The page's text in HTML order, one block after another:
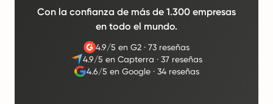
Con la confianza de más de 1.300 empresas
en todo el mundo.
4.9/5 en G2 ·73 reseñas
4.9/5 en Capterra ·37 reseñas
4.6/5 en Google· 34 reseñas